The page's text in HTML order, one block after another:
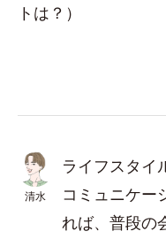
トは？）
清水
ライフスタイ
コミュニケー
れば、普段の